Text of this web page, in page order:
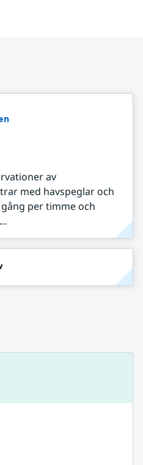
av
med havspeglar och
per timme och